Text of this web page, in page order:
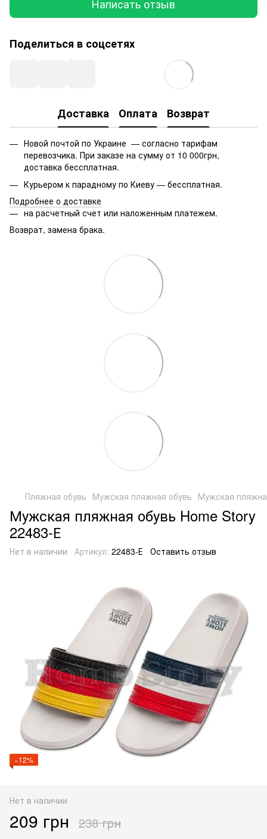
Написать отзыв
Поделиться в соцсетях
Доставка Оплата Возврат
Новой почтой по Украине — согласно тарифам
перевозчика. При заказе на сумму от 10 000грн,
доставка бессплатная.
Курьером к парадному по Киеву — бессплатная.
Подробнее о доставке
на расчетный счет или наложенным платежем.
Возврат, замена брака.
Пляжная обувь Мужская пляжная обувь Мужская
Мужская пляжная обувь Home Story
22483-Е
Нет в наличии Артикул: 22483-Е Оставить отзыв
−12%
Нет в наличии
209 грн 238 грн